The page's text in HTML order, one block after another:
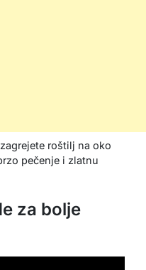
roštilj na oko
pečenje i zlatnu
za bolje